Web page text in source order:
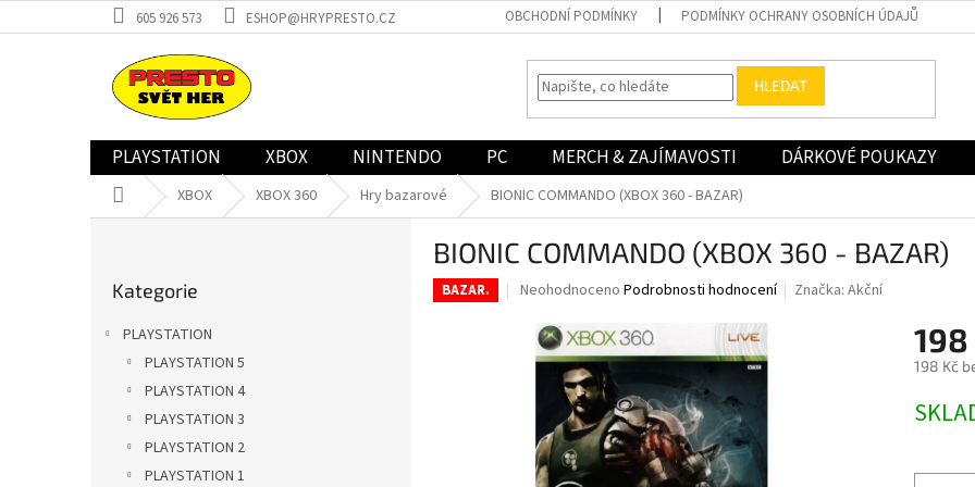
na
605 926 573 ESHOP@HRYPRESTO.CZ OBCHODNÍ PODMÍNKY PODMÍNKY OCHRANY OSOBNÍCH ÚDAJŮ
HLEDAT
PLAYSTATION XBOX NINTENDO PC MERCH & ZAJÍMAVOSTI DÁRKOVÉ POUKAZY
Domů XBOX XBOX 360 Hry bazarové BIONIC COMMANDO (XBOX 360 - BAZAR)
kategorie
Kategorie
PLAYSTATION
PLAYSTATION 5
PLAYSTATION 4
PLAYSTATION 3
PLAYSTATION 2
PLAYSTATION 1
BIONIC COMMANDO (XBOX 360 - BAZAR)
BAZAR.
Průměrné
produktu
hvězdiček.
Neohodnoceno Podrobnosti hodnocení Značka:Akční
198
198 Kč
cena: